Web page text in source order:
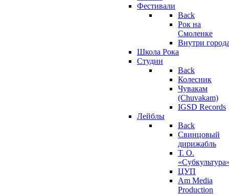
Фестивали
Back
Рок на
Смоленке
Внутри
Школа Рока
Студии
Back
Колесник
Чувакам
(Chuvakam)
IGSD Records
Лейблы
Back
Свинцовый
дирижабль
Т. О.
ЦУП
Am Media
Production